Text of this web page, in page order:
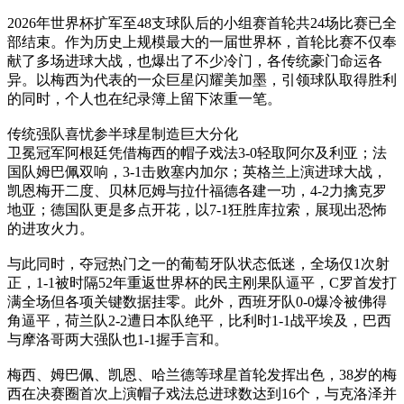
2026年世界杯扩军至48支球队后的小组赛首轮共24场比赛已全
部结束。作为历史上规模最大的一届世界杯，首轮比赛不仅奉
献了多场进球大战，也爆出了不少冷门，各传统豪门命运各
异。以梅西为代表的一众巨星闪耀美加墨，引领球队取得胜利
的同时，个人也在纪录簿上留下浓重一笔。
传统强队喜忧参半球星制造巨大分化
卫冕冠军阿根廷凭借梅西的帽子戏法3-0轻取阿尔及利亚；法
国队姆巴佩双响，3-1击败塞内加尔；英格兰上演进球大战，
凯恩梅开二度、贝林厄姆与拉什福德各建一功，4-2力擒克罗
地亚；德国队更是多点开花，以7-1狂胜库拉索，展现出恐怖
的进攻火力。
与此同时，夺冠热门之一的葡萄牙队状态低迷，全场仅1次射
正，1-1被时隔52年重返世界杯的民主刚果队逼平，C罗首发打
满全场但各项关键数据挂零。此外，西班牙队0-0爆冷被佛得
角逼平，荷兰队2-2遭日本队绝平，比利时1-1战平埃及，巴西
与摩洛哥两大强队也1-1握手言和。
梅西、姆巴佩、凯恩、哈兰德等球星首轮发挥出色，38岁的梅
西在决赛圈首次上演帽子戏法总进球数达到16个，与克洛泽并